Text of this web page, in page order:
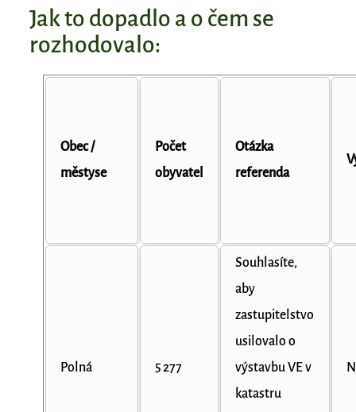
Jak to dopadlo a o čem se
rozhodovalo:
Obec /
městyse
Počet
obyvatel
Otázka
referenda
Polná 5 277
Souhlasíte,
aby
zastupitelstvo
usilovalo o
výstavbu VE v
katastru